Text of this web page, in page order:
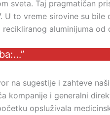
sveta. Taj pragmatičan
U to vreme sirovine su
aluminijuma od
na sugestije i zahteve
kompanije i generalni
opsluživala